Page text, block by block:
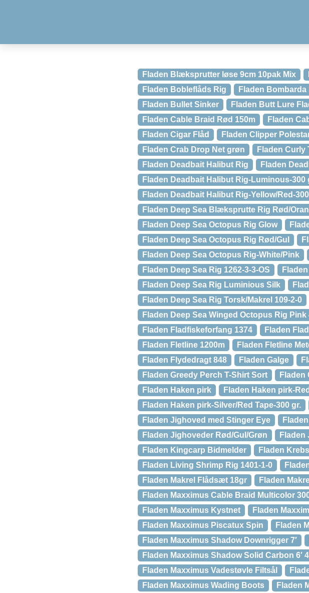
Fladen Blæksprutter løse 9cm 10pak Mix
Fladen Bobleflåds Rig
Fladen
Fladen Bullet Sinker
Fladen Butt Lure
Fladen Cable Braid Rød 150m
Fladen
Fladen Cigar Flåd
Fladen Clipper
Fladen Crab Drop Net grøn
Fladen Curly
Fladen Deadbait Halibut Rig
Fladen
Fladen Deadbait Halibut Rig-Luminous-300
Fladen Deadbait Halibut Rig-Yellow/Red-
Fladen Deep Sea Blæksprutte Rig Rød/
Fladen Deep Sea Octopus Rig Glow
Fladen Deep Sea Octopus Rig Rød/Gul
Fladen Deep Sea Octopus Rig-White/Pink
Fladen Deep Sea Rig 1262-3-3-OS
Fladen Deep Sea Rig Luminious Silk
Fladen Deep Sea Rig Torsk/Makrel 109-2-0
Fladen Deep Sea Winged Octopus Rig Pink
Fladen Fladfiskeforfang 1374
Fladen
Fladen Fletline 1200m
Fladen Fletline
Fladen Flydedragt 848
Fladen Galge
Fladen Greedy Perch T-Shirt Sort
Fladen
Fladen Haken pirk
Fladen Haken pirk-
Fladen Haken pirk-Silver/Red Tape-300 gr.
Fladen Jighoved med Stinger Eye
Fladen Jighoveder Rød/Gul/Grøn
Fladen
Fladen Kingcarp Bidmelder
Fladen
Fladen Living Shrimp Rig 1401-1-0
Fladen Makrel Flådsæt 18gr
Fladen
Fladen Maxximus Cable Braid Multicolor
Fladen Maxximus Kystnet
Fladen
Fladen Maxximus Piscatux Spin
Fladen
Fladen Maxximus Shadow Downrigger 7′
Fladen Maxximus Shadow Solid Carbon 6′
Fladen Maxximus Vadestøvle Filtsål
Fladen Maxximus Wading Boots
Fladen